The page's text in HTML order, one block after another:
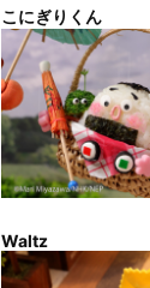
こにぎりくん
Waltz